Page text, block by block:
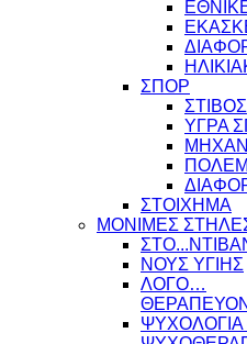
ΣΠΟΡ
ΣΤΙΒΟΣ
ΥΓΡΑ
ΣΤΟΙΧΗΜΑ
ΜΟΝΙΜΕΣ
ΝΟΥΣ ΥΓΙΗΣ
ΛΟΓΟ…
ΨΥΧΟΛΟΓΙΑ